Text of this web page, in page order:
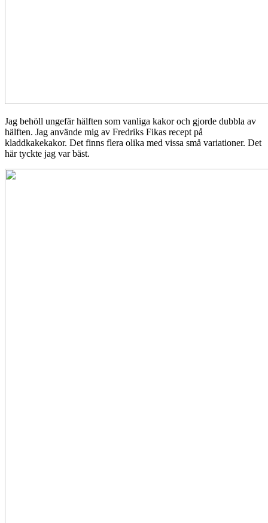
Jag behöll ungefär hälften som vanliga kakor och gjorde dubbla av
hälften. Jag använde mig av Fredriks Fikas recept på
kladdkakekakor. Det finns flera olika med vissa små variationer. Det
här tyckte jag var bäst.